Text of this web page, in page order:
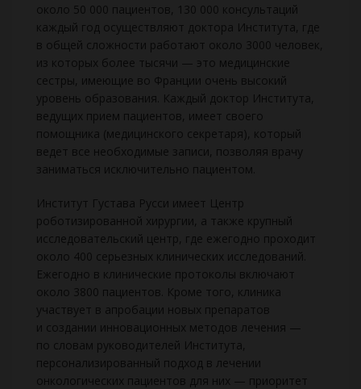
около 50 000 пациентов, 130 000 консультаций
каждый год осуществляют доктора Института, где
в общей сложности работают около 3000 человек,
из которых более тысячи — это медицинские
сестры, имеющие во Франции очень высокий
уровень образования. Каждый доктор Института,
ведущих прием пациентов, имеет своего
помощника (медицинского секретаря), который
ведет все необходимые записи, позволяя врачу
заниматься исключительно пациентом.
Институт Густава Русси имеет Центр
роботизированной хирургии, а также крупный
исследовательский центр, где ежегодно проходит
около 400 серьезных клинических исследований.
Ежегодно в клинические протоколы включают
около 3800 пациентов. Кроме того, клиника
участвует в апробации новых препаратов
и создании инновационных методов лечения —
по словам руководителей Института,
персонализированный подход в лечении
онкологических пациентов для них — приоритет